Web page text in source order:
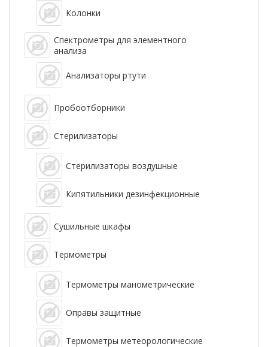
Колонки
Спектрометры для элементного
анализа
Анализаторы ртути
Пробоотборники
Стерилизаторы
Стерилизаторы воздушные
Кипятильники дезинфекционные
Сушильные шкафы
Термометры
Термометры манометрические
Оправы защитные
Термометры метеорологические